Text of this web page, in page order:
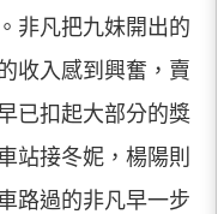
非凡把九妹開出的
收入感到興奮，賣
已扣起大部分的獎
站接冬妮，楊陽則
路過的非凡早一步